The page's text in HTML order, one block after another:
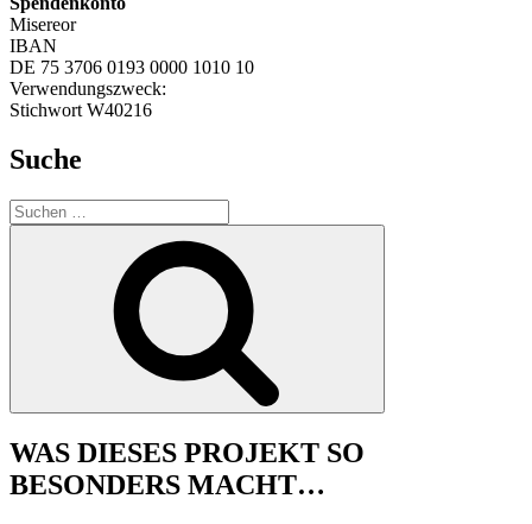
Misereor
IBAN
DE 75 3706 0193 0000 1010 10
Verwendungszweck:
Stichwort W40216
Suche
Suche
nach:
WAS DIESES PROJEKT SO
BESONDERS MACHT…